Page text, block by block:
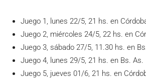
Juego 1, lunes 22/5, 21 hs. en
Juego 2, miércoles 24/5, 22 hs. en
Juego 3, sábado 27/5, 11.30 hs. en
Juego 4, lunes 29/5, 21 hs. en Bs. As.
Juego 5, jueves 01/6, 21 hs. en